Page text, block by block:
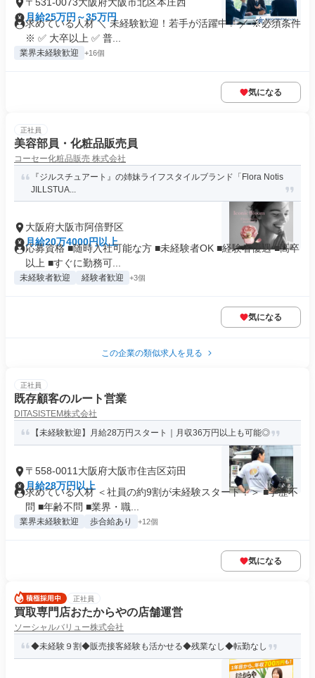
月給25万円～35万円
求めている人材 ＼ 未経験歓迎！若手が活躍中✨ ／ ※必須条件
※ ✅ 大卒以上 ✅ 普...
業界未経験歓迎 +16個
気になる
正社員
美容部員・化粧品販売員
コーセー化粧品販売 株式会社
『ジルスチュアート』の姉妹ライフスタイルブランド「Flora Notis
JILLSTUA...
大阪府大阪市阿倍野区
月給20万4000円以上
応募資格 ■随時入社可能な方 ■未経験者OK ■経験者優遇 ■高卒
以上 ■すぐに勤務可...
未経験者歓迎 経験者歓迎 +3個
気になる
この企業の類似求人を見る
正社員
既存顧客のルート営業
DITASISTEM株式会社
【未経験歓迎】月給28万円スタート｜月収36万円以上も可能◎
〒558-0011大阪府大阪市住吉区苅田
月給28万円以上
求めている人材 ＜社員の約9割が未経験スタート！＞ ■学歴不
問 ■年齢不問 ■業界・職...
業界未経験歓迎 歩合給あり +12個
気になる
正社員
買取専門店おたからやの店舗運営
ソーシャルバリュー株式会社
◆未経験９割◆販売接客経験も活かせる◆残業なし◆転勤なし